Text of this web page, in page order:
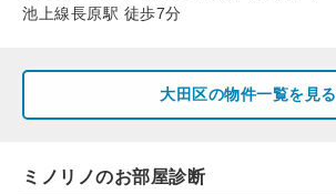
池上線長原駅 徒歩7分
大田区の物件一覧を見る
ミノリノのお部屋診断